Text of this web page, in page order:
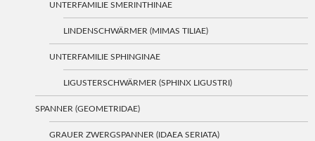
UNTERFAMILIE SMERINTHINAE
LINDENSCHWÄRMER (MIMAS TILIAE)
UNTERFAMILIE SPHINGINAE
LIGUSTERSCHWÄRMER (SPHINX LIGUSTRI)
SPANNER (GEOMETRIDAE)
GRAUER ZWERGSPANNER (IDAEA SERIATA)